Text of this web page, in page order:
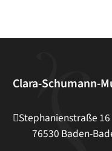
Clara-Schumann-
Stephanienstraße 16
76530 Baden-